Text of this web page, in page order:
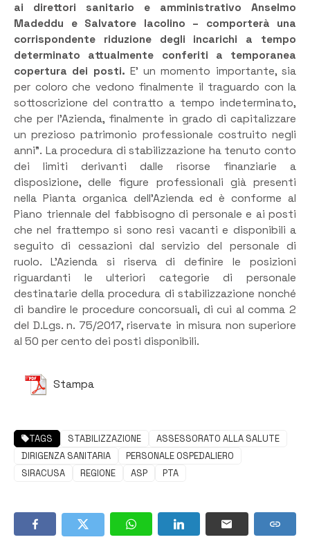
ai direttori sanitario e amministrativo Anselmo
Madeddu e Salvatore Iacolino – comporterà una
corrispondente riduzione degli incarichi a tempo
determinato attualmente conferiti a temporanea
copertura dei posti. E’ un momento importante, sia
per coloro che vedono finalmente il traguardo con la
sottoscrizione del contratto a tempo indeterminato,
che per l’Azienda, finalmente in grado di capitalizzare
un prezioso patrimonio professionale costruito negli
anni”. La procedura di stabilizzazione ha tenuto conto
dei limiti derivanti dalle risorse finanziarie a
disposizione, delle figure professionali già presenti
nella Pianta organica dell’Azienda ed è conforme al
Piano triennale del fabbisogno di personale e ai posti
che nel frattempo si sono resi vacanti e disponibili a
seguito di cessazioni dal servizio del personale di
ruolo. L’Azienda si riserva di definire le posizioni
riguardanti le ulteriori categorie di personale
destinatarie della procedura di stabilizzazione nonché
di bandire le procedure concorsuali, di cui al comma 2
del D.Lgs. n. 75/2017, riservate in misura non superiore
al 50 per cento dei posti disponibili.
Stampa
TAGS STABILIZZAZIONE
ASSESSORATO ALLA SALUTE
DIRIGENZA SANITARIA
PERSONALE OSPEDALIERO
SIRACUSA
REGIONE ASP PTA